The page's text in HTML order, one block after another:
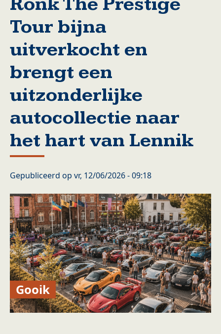
Tour bijna
uitverkocht en
brengt een
uitzonderlijke
autocollectie naar
het hart van Lennik
Gepubliceerd op vr, 12/06/2026 - 09:18
Gooik